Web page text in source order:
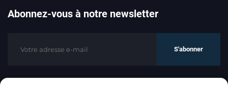
Abonnez-vous à notre newsletter
S'abonner